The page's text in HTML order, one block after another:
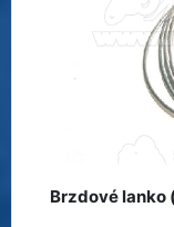
Brzdové lanko